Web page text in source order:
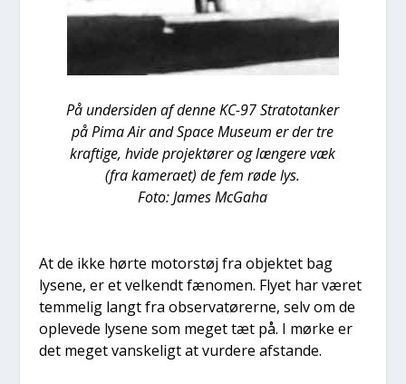
På under­si­den af den­ne KC-97 Stra­to­tan­ker
på Pima Air and Spa­ce Muse­um er der tre
kraf­ti­ge, hvi­de pro­jek­tø­rer og læn­ge­re væk
(fra kame­ra­et) de fem røde lys.
Foto: James McGaha
At de ikke hør­te motor­støj fra objek­tet bag
lyse­ne, er et vel­kendt fæno­men. Fly­et har været
tem­me­lig langt fra obser­va­tø­rer­ne, selv om de
ople­ve­de lyse­ne som meget tæt på. I mør­ke er
det meget van­ske­ligt at vur­de­re afstan­de.